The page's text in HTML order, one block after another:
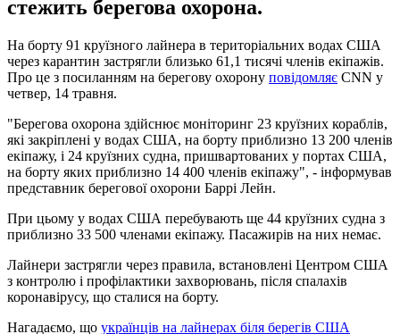
стежить берегова охорона.
На борту 91 круїзного лайнера в територіальних водах США
через карантин застрягли близько 61,1 тисячі членів екіпажів.
Про це з посиланням на берегову охорону повідомляє CNN у
четвер, 14 травня.
"Берегова охорона здійснює моніторинг 23 круїзних кораблів,
які закріплені у водах США, на борту приблизно 13 200 членів
екіпажу, і 24 круїзних судна, пришвартованих у портах США,
на борту яких приблизно 14 400 членів екіпажу", - інформував
представник берегової охорони Баррі Лейн.
При цьому у водах США перебувають ще 44 круїзних судна з
приблизно 33 500 членами екіпажу. Пасажирів на них немає.
Лайнери застрягли через правила, встановлені Центром США
з контролю і профілактики захворювань, після спалахів
коронавірусу, що сталися на борту.
Нагадаємо, що українців на лайнерах біля берегів США